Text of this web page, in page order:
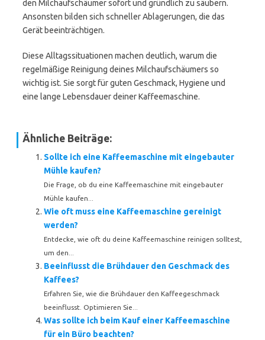
den Milchaufschäumer sofort und gründlich zu säubern.
Ansonsten bilden sich schneller Ablagerungen, die das
Gerät beeinträchtigen.
Diese Alltagssituationen machen deutlich, warum die
regelmäßige Reinigung deines Milchaufschäumers so
wichtig ist. Sie sorgt für guten Geschmack, Hygiene und
eine lange Lebensdauer deiner Kaffeemaschine.
Ähnliche Beiträge:
Sollte ich eine Kaffeemaschine mit eingebauter
Mühle kaufen?
Die Frage, ob du eine Kaffeemaschine mit eingebauter
Mühle kaufen...
Wie oft muss eine Kaffeemaschine gereinigt
werden?
Entdecke, wie oft du deine Kaffeemaschine reinigen solltest,
um den...
Beeinflusst die Brühdauer den Geschmack des
Kaffees?
Erfahren Sie, wie die Brühdauer den Kaffeegeschmack
beeinflusst. Optimieren Sie...
Was sollte ich beim Kauf einer Kaffeemaschine
für ein Büro beachten?